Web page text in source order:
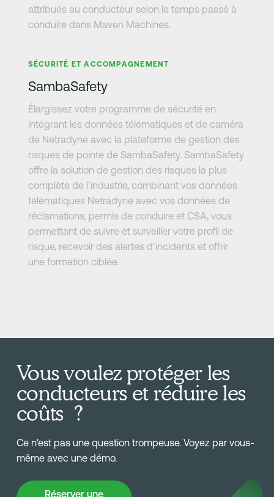
attribués au conducteur selon le temps passé à
conduire dans Maven Machines.
SÉCURITÉ ET ACCOMPAGNEMENT
SambaSafety
Élargissez votre programme de sécurité en
intégrant les données télématiques et de caméra
de Netradyne avec la plateforme de gestion des
risques de pointe de SambaSafety. SambaSafety
offre la solution de gestion des risques la plus
complète de l'industrie, combinant vos données
télématiques Netradyne avec vos données de
réclamations, permis de conduire et CSA, vous
permettant de suivre et surveiller votre profil de
risque, recevoir des alertes d'incidents et offrir
une formation ciblée.
Vous voulez protéger les
conducteurs et réduire les
coûts ?
Ce n'est pas une question trompeuse. Voyez par vous-
même avec une démo.
Réserver une
Réserver une Démo